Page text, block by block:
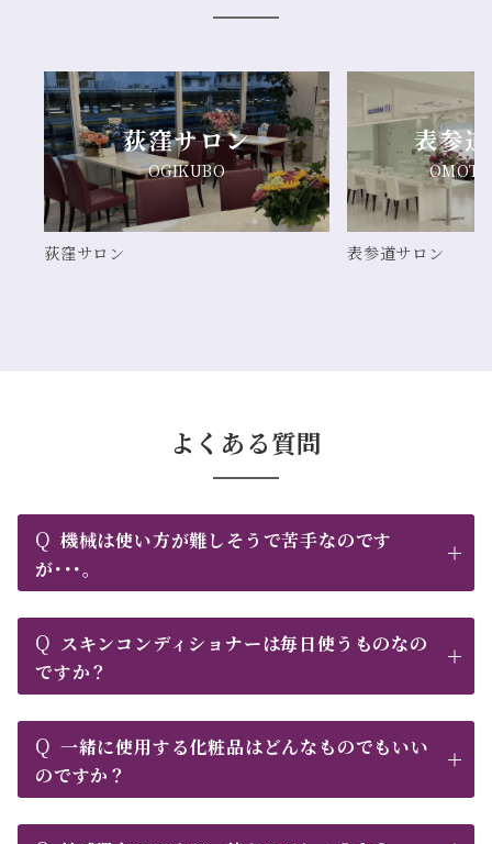
荻窪サロン
OGIKUBO
荻窪サロン
表参
表参道サロン
よくある質問
Q 機械は使い方が難しそうで苦手なのです
が･･･。
Q スキンコンディショナーは毎日使うものなの
ですか？
Q 一緒に使用する化粧品はどんなものでもいい
のですか？